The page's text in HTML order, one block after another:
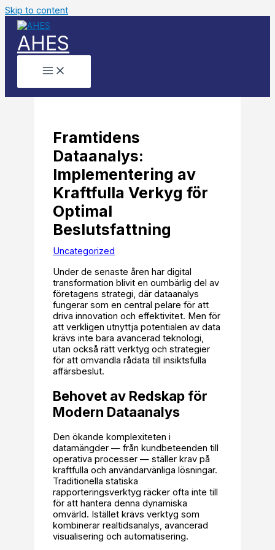
Skip to content
AHES
Framtidens
Dataanalys:
Implementering av
Kraftfulla Verkyg för
Optimal
Beslutsfattning
Uncategorized
Under de senaste åren har digital
transformation blivit en oumbärlig del av
företagens strategi, där dataanalys
fungerar som en central pelare för att
driva innovation och effektivitet. Men för
att verkligen utnyttja potentialen av data
krävs inte bara avancerad teknologi,
utan också rätt verktyg och strategier
för att omvandla rådata till insiktsfulla
affärsbeslut.
Behovet av Redskap för
Modern Dataanalys
Den ökande komplexiteten i
datamängder — från kundbeteenden till
operativa processer — ställer krav på
kraftfulla och användarvänliga lösningar.
Traditionella statiska
rapporteringsverktyg räcker ofta inte till
för att hantera denna dynamiska
omvärld. Istället krävs verktyg som
kombinerar realtidsanalys, avancerad
visualisering och automatisering.